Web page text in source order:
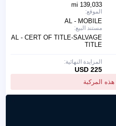
139,033 mi
الموقع:
AL - MOBILE
مستند البيع:
AL - CERT OF TITLE-SALVAGE
TITLE
هذه المركبة
المزايدة النهائية:
225 USD